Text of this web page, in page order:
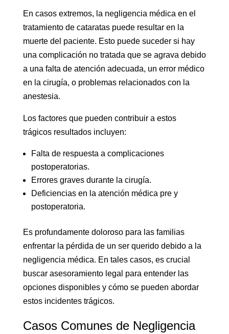
En casos extremos, la negligencia médica en el
tratamiento de cataratas puede resultar en la
muerte del paciente. Esto puede suceder si hay
una complicación no tratada que se agrava debido
a una falta de atención adecuada, un error médico
en la cirugía, o problemas relacionados con la
anestesia.
Los factores que pueden contribuir a estos
trágicos resultados incluyen:
Falta de respuesta a complicaciones
postoperatorias.
Errores graves durante la cirugía.
Deficiencias en la atención médica pre y
postoperatoria.
Es profundamente doloroso para las familias
enfrentar la pérdida de un ser querido debido a la
negligencia médica. En tales casos, es crucial
buscar asesoramiento legal para entender las
opciones disponibles y cómo se pueden abordar
estos incidentes trágicos.
Casos Comunes de Negligencia